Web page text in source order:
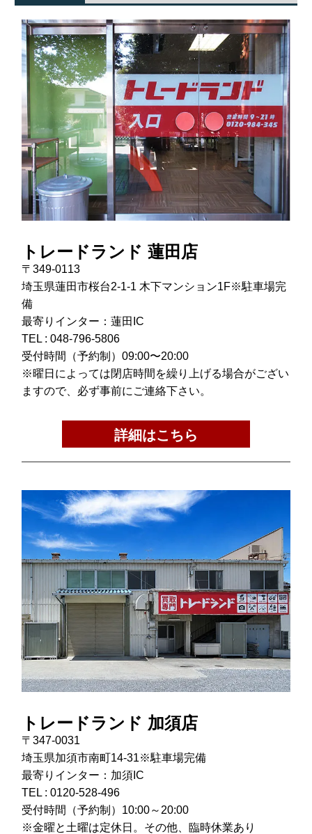
トレードランド 蓮田店
〒349-0113
埼玉県蓮田市桜台2-1-1 木下マンション1F※駐車場完
備
最寄りインター：蓮田IC
TEL : 048-796-5806
受付時間（予約制）09:00〜20:00
※曜日によっては閉店時間を繰り上げる場合がござい
ますので、必ず事前にご連絡下さい。
詳細はこちら
トレードランド 加須店
〒347-0031
埼玉県加須市南町14-31※駐車場完備
最寄りインター：加須IC
TEL : 0120-528-496
受付時間（予約制）10:00～20:00
※金曜と土曜は定休日。その他、臨時休業あり